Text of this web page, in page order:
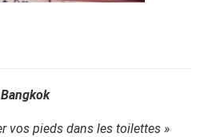
Bangkok
vos pieds dans les toilettes »